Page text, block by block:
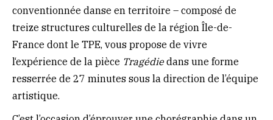
conventionnée danse en territoire – composé de
treize structures culturelles de la région Île-de-
France dont le TPE, vous propose de vivre
l‘expérience de la pièce Tragédiedans une forme
resserrée de 27 minutes sous la direction de l’équipe
artistique.